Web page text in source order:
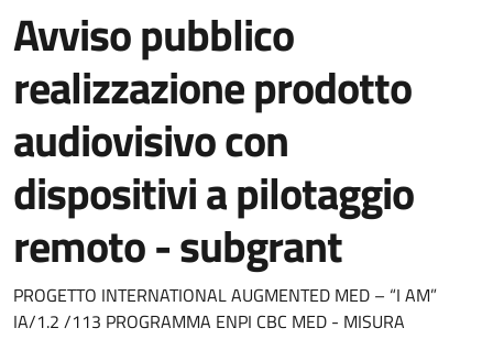
Avviso pubblico
realizzazione prodotto
audiovisivo con
dispositivi a pilotaggio
remoto - subgrant
Dettaglio del documento
PROGETTO INTERNATIONAL AUGMENTED MED – “I AM”
IA/1.2 /113 PROGRAMMA ENPI CBC MED - MISURA